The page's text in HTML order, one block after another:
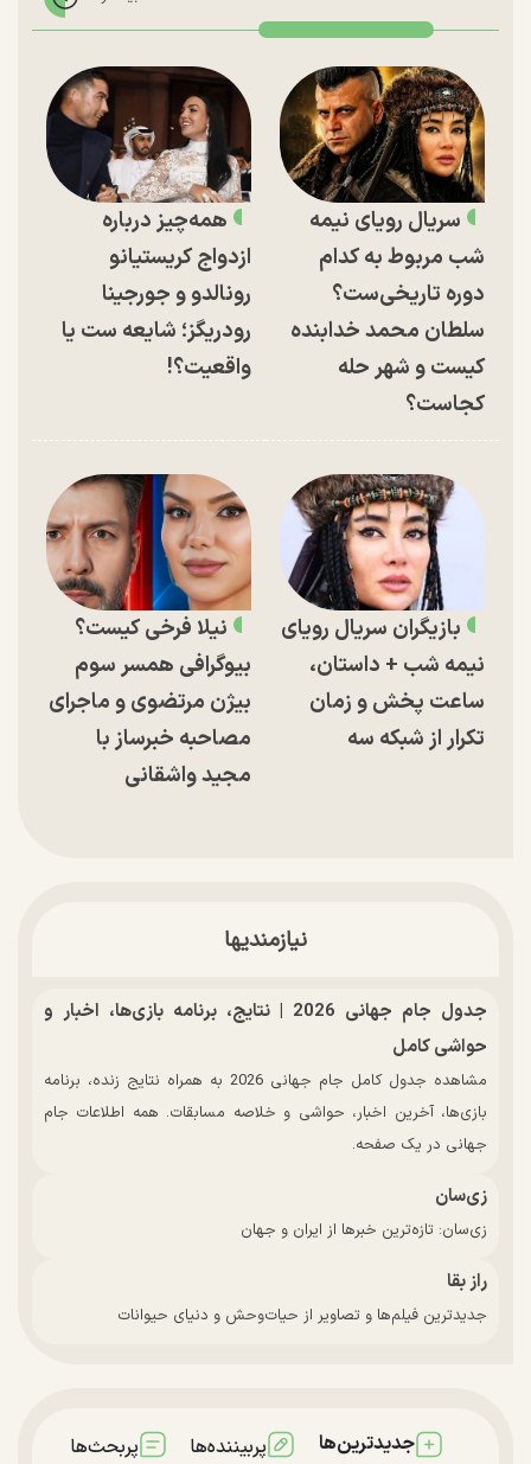
سریال رویای نیمه
شب مربوط به کدام
دوره تاریخی‌ست؟
سلطان محمد خدابنده
کیست و شهر حله
کجاست؟
همه‌چیز درباره
ازدواج کریستیانو
رونالدو و جورجینا
رودریگز؛ شایعه ست یا
واقعیت؟!
بازیگران سریال رویای
نیمه شب + داستان،
ساعت پخش و زمان
تکرار از شبکه سه
نیلا فرخی کیست؟
بیوگرافی همسر سوم
بیژن مرتضوی و ماجرای
مصاحبه خبرساز با
مجید واشقانی
نیازمندیها
جدول جام جهانی 2026 | نتایج، برنامه بازی‌ها، اخبار و
حواشی کامل
مشاهده جدول کامل جام جهانی 2026 به همراه نتایج زنده، برنامه
بازی‌ها، آخرین اخبار، حواشی و خلاصه مسابقات. همه اطلاعات جام
جهانی در یک صفحه.
زی‌سان
زی‌سان: تازه‌ترین خبرها از ایران و جهان
راز بقا
جدیدترین فیلم‌ها و تصاویر از حیات‌وحش و دنیای حیوانات
جدیدترین‌ها پربیننده‌ها پربحث‌ها